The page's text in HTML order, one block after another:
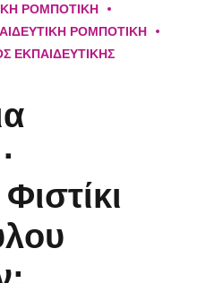
ΡΟΜΠΟΤΙΚΗ
ΡΟΜΠΟΤΙΚΗ
ΕΚΠΑΙΔΕΥΤΙΚΗΣ